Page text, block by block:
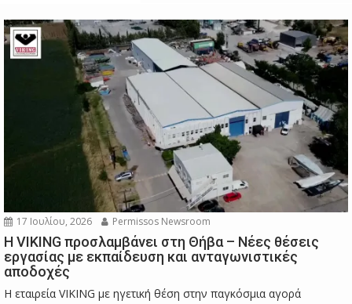
17 Ιουλίου, 2026 Permissos Newsroom
Η VIKING προσλαμβάνει στη Θήβα – Νέες θέσεις
εργασίας με εκπαίδευση και ανταγωνιστικές
αποδοχές
Η εταιρεία VIKING με ηγετική θέση στην παγκόσμια αγορά